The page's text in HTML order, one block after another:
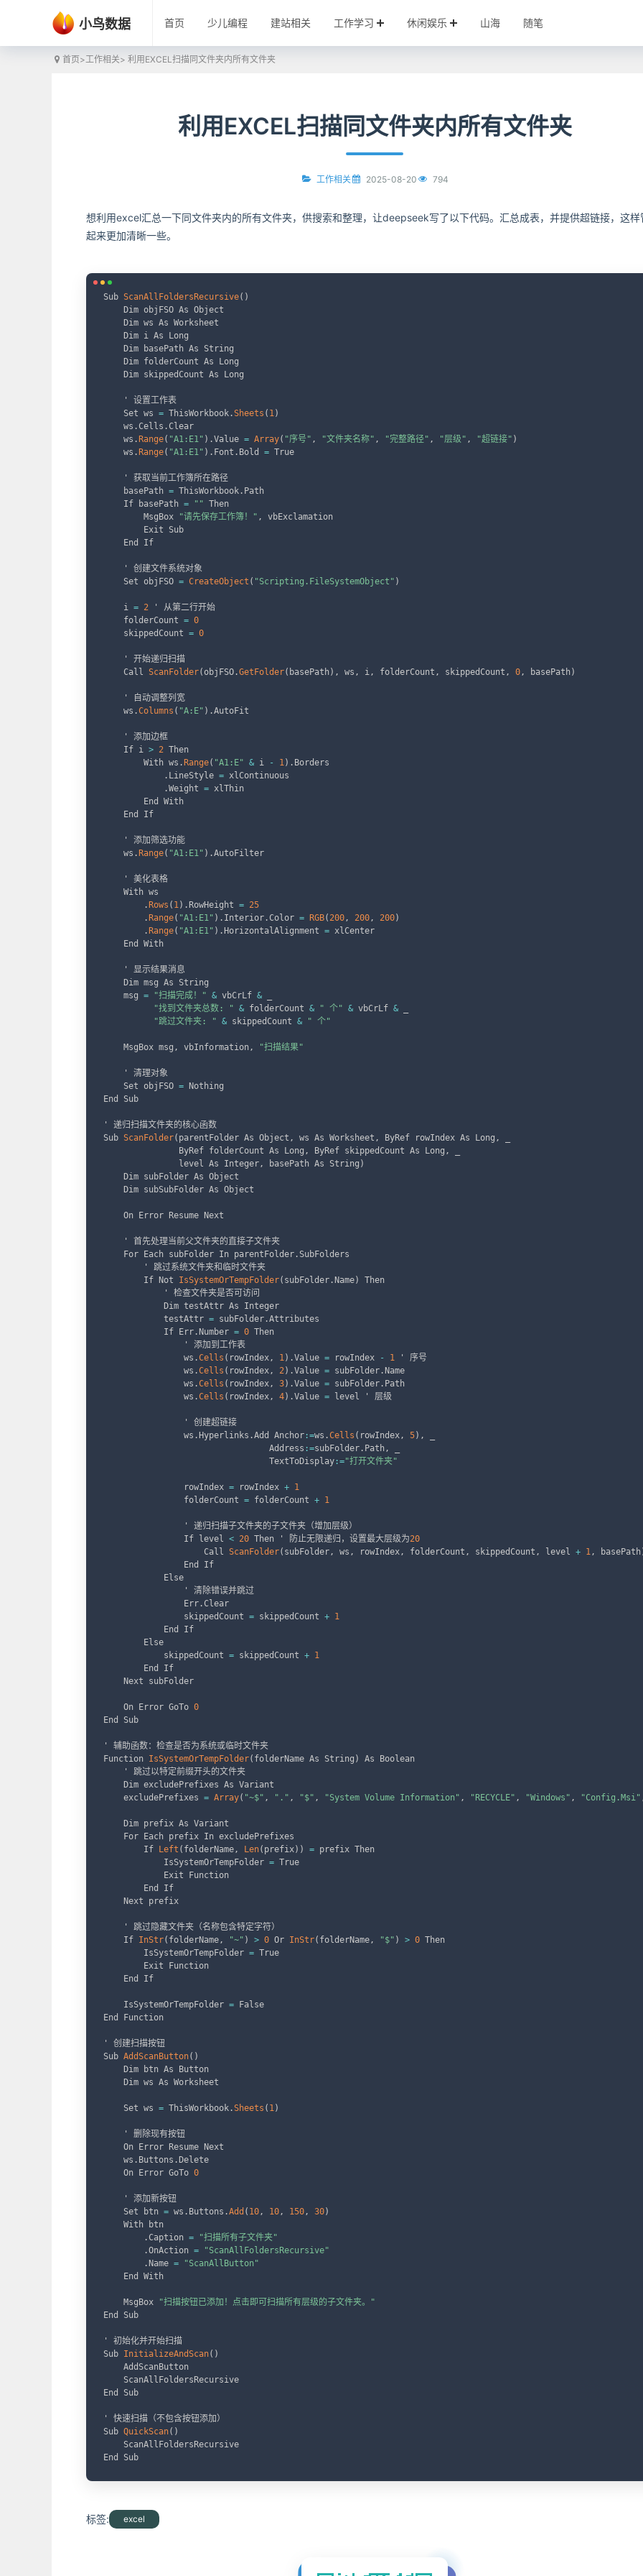
小鸟数据 首页 少儿编程 建站相关 工作学习 休闲娱乐 山海 随笔
首页>工作相关> 利用EXCEL扫描同文件夹内所有文件夹
利用EXCEL扫描同文件夹内所有文件夹
工作相关 2025-08-20 794
想利用excel汇总一下同文件夹内的所有文件夹，供搜索和整理，让deepseek写了以下代码。汇总成表，并提供超链接，这样
起来更加清晰一些。
Sub ScanAllFoldersRecursive( )
    Dim objFSO As Object
    Dim ws As Worksheet
    Dim i As Long
    Dim basePath As String
    Dim folderCount As Long
    Dim skippedCount As Long
    ' 设置工作表
    Set ws
= ThisWorkbook .Sheets ( 1)
    ws
.Cells .Clear
    ws
. Range( "A1:E1" ) .Value = Array( "序号" , "文件夹名称" , "完整路径" , "层级" , "超链接" )
    ws
. Range( "A1:E1" ) . Font . Bold = True
    ' 获取当前工作簿所在路径
    basePath
= ThisWorkbook . Path
    If basePath
= "" Then
        MsgBox
"请先保存工作簿！" ,
vbExclamation
        Exit Sub
    End If
    ' 创建文件系统对象
    Set objFSO
= CreateObject ( "Scripting.FileSystemObject" )
    i
= 2 ' 从第二行开始
    folderCount
= 0
    skippedCount
= 0
    ' 开始递归扫描
    Call
ScanFolder(objFSO .GetFolder( basePath) , ws , i, folderCount , skippedCount , 0, basePath)
    ' 自动调整列宽
    ws
.Columns ( "A:E" ) .AutoFit
    ' 添加边框
    If i
> 2 Then
        With ws
. Range( "A1:E" & i - 1) . Borders
. LineStyle = xlContinuous
.Weight = xlThin
        End With
    End If
    ' 添加筛选功能
    ws
. Range( "A1:E1" ) .AutoFilter
    ' 美化表格
    With ws
. Rows ( 1) . RowHeight = 25
. Range( "A1:E1" ) . Interior .Color = RGB( 200, 200, 200)
. Range( "A1:E1" ) . HorizontalAlignment = xlCenter
    End With
    ' 显示结果消息
    Dim msg As String
    msg
= "扫描完成！" & vbCrLf &
"找到文件夹总数: " & folderCount & " 个" & vbCrLf &
"跳过文件夹: " & skippedCount & " 个"
    MsgBox msg
, vbInformation, "扫描结果"
    ' 清理对象
    Set objFSO
= Nothing
End Sub
' 递归扫描文件夹的核心函数
Sub ScanFolder( parentFolder As Object , ws As Worksheet , ByRef rowIndex As Long ,
               ByRef folderCount As Long
, ByRef skippedCount As Long ,
               level As Integer
, basePath As String )
    Dim subFolder As Object
    Dim subSubFolder As Object
    On Error Resume Next
    ' 首先处理当前父文件夹的直接子文件夹
    For Each subFolder In parentFolder
. SubFolders
        ' 跳过系统文件夹和临时文件夹
        If Not
IsSystemOrTempFolder( subFolder . Name)
Then
            ' 检查文件夹是否可访问
            Dim testAttr As Integer
            testAttr
= subFolder .Attributes
            If Err
. Number = 0 Then
                ' 添加到工作表
                ws
.Cells ( rowIndex, 1) .Value = rowIndex - 1 ' 序号
                ws
.Cells ( rowIndex, 2) .Value = subFolder . Name
                ws
.Cells ( rowIndex, 3) .Value = subFolder . Path
                ws
.Cells ( rowIndex, 4) .Value = level ' 层级
                ' 创建超链接
                ws
. Hyperlinks .Add Anchor :=ws .Cells ( rowIndex, 5) ,
                                 Address
:=subFolder . Path,
                                 TextToDisplay
:="打开文件夹"
                rowIndex
= rowIndex + 1
                folderCount
= folderCount + 1
                ' 递归扫描子文件夹的子文件夹（增加层级）
                If level
< 20 Then ' 防止无限递归，设置最大层级为20
                    Call
ScanFolder( subFolder, ws , rowIndex, folderCount , skippedCount , level + 1, basePath
                End If
            Else
                ' 清除错误并跳过
                Err
.Clear
                skippedCount
= skippedCount + 1
            End If
        Else
            skippedCount
= skippedCount + 1
        End If
    Next subFolder
    On Error GoTo
0
End Sub
' 辅助函数：检查是否为系统或临时文件夹
Function IsSystemOrTempFolder( folderName As String )
As Boolean
    ' 跳过以特定前缀开头的文件夹
    Dim excludePrefixes As Variant
    excludePrefixes
= Array( "~$" , "." , "$" , "System Volume Information" , "RECYCLE" , "Windows" , "Config.Msi"
    Dim prefix As Variant
    For Each prefix In excludePrefixes
        If
Left ( folderName, Len( prefix) ) = prefix Then
            IsSystemOrTempFolder
= True
            Exit Function
        End If
    Next prefix
    ' 跳过隐藏文件夹（名称包含特定字符）
    If
InStr( folderName, "~" ) > 0 Or InStr( folderName, "$" ) > 0 Then
        IsSystemOrTempFolder
= True
        Exit Function
    End If
    IsSystemOrTempFolder
= False
End Function
' 创建扫描按钮
Sub AddScanButton( )
    Dim btn As Button
    Dim ws As Worksheet
    Set ws
= ThisWorkbook .Sheets ( 1)
    ' 删除现有按钮
    On Error Resume Next
    ws
. Buttons . Delete
    On Error GoTo
0
    ' 添加新按钮
    Set btn
= ws . Buttons .Add ( 10, 10, 150, 30)
    With btn
.Caption =
"扫描所有子文件夹"
.OnAction =
"ScanAllFoldersRecursive"
. Name =
"ScanAllButton"
    End With
    MsgBox
"扫描按钮已添加！点击即可扫描所有层级的子文件夹。"
End Sub
' 初始化并开始扫描
Sub InitializeAndScan( )
    AddScanButton
    ScanAllFoldersRecursive
End Sub
' 快速扫描（不包含按钮添加）
Sub QuickScan( )
    ScanAllFoldersRecursive
End Sub
标签: excel